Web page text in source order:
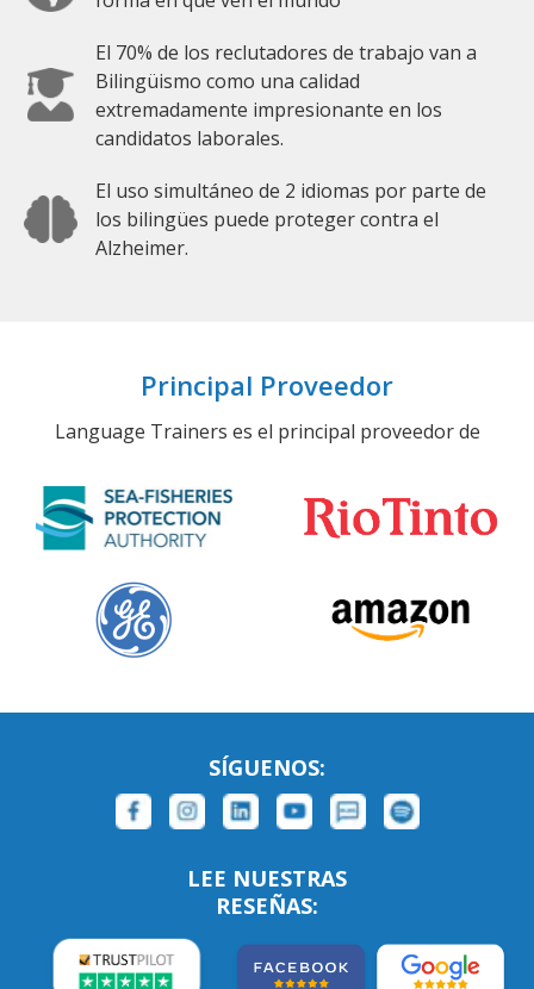
El 70% de los reclutadores de trabajo van a
Bilingüismo como una calidad
extremadamente impresionante en los
candidatos laborales.
El uso simultáneo de 2 idiomas por parte de
los bilingües puede proteger contra el
Alzheimer.
Principal Proveedor
Language Trainers es el principal proveedor de
SÍGUENOS:
LEE NUESTRAS
RESEÑAS: